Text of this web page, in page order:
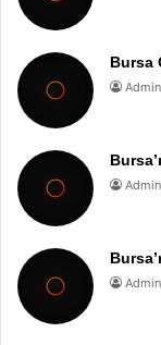
Bursa
Admin
Admin
Admin